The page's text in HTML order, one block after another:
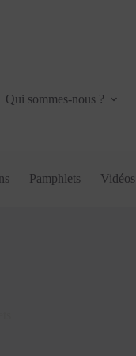
Qui sommes-nous ?
Pamphlets Vidéos